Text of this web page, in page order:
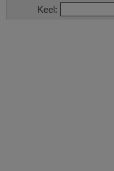
Keel: